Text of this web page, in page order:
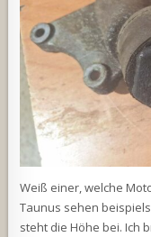
Weiß einer, welche
Taunus sehen
steht die Höhe bei. Ich